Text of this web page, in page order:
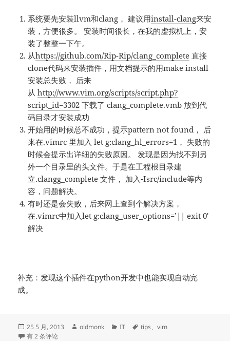
系统要先安装llvm和clang， 建议用install-clang来安
装，方便很多。 安装时间很长，在我的虚拟机上，安
装了整整一下午。
从https://github.com/Rip-Rip/clang_complete 直接
clone代码来安装插件，用文档提示的用make install
安装总失败， 后来
从http://www.vim.org/scripts/script.php?
script_id=3302 下载了 clang_complete.vmb 放到代
码目录才安装成功
开始用的时候总不成功，提示pattern not found， 后
来在.vimrc 里加入 let g:clang_hl_errors=1， 失败的
时候会提示出详细的失败原因。 发现是因为找不到另
外一个目录里的头文件。于是在工程根目录建
立.clangg_complete 文件， 加入-Isrc/include等内
容，问题解决。
有时还是会失败，后来网上查到个解决方案，
在.vimrc中加入let g:clang_user_options=’|| exit 0′
解决
补充：发现这个插件在python开发中也能实现自动完
成。
发
布
25 5 月, 2013
作
oldmonk
分
IT
标
tips、vim
vim clang autocomplete插件
有 2 条评论